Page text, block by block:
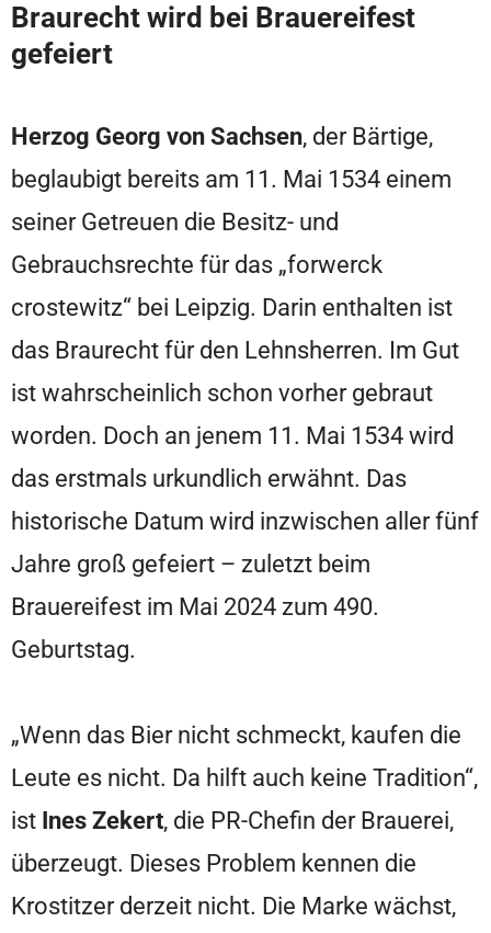
Braurecht wird bei Brauereifest
gefeiert
Herzog Georg von Sachsen, der Bärtige,
beglaubigt bereits am 11. Mai 1534 einem
seiner Getreuen die Besitz- und
Gebrauchsrechte für das „forwerck
crostewitz“ bei Leipzig. Darin enthalten ist
das Braurecht für den Lehnsherren. Im Gut
ist wahrscheinlich schon vorher gebraut
worden. Doch an jenem 11. Mai 1534 wird
das erstmals urkundlich erwähnt. Das
historische Datum wird inzwischen aller fünf
Jahre groß gefeiert – zuletzt beim
Brauereifest im Mai 2024 zum 490.
Geburtstag.
„Wenn das Bier nicht schmeckt, kaufen die
Leute es nicht. Da hilft auch keine Tradition“,
ist Ines Zekert, die PR-Chefin der Brauerei,
überzeugt. Dieses Problem kennen die
Krostitzer derzeit nicht. Die Marke wächst,